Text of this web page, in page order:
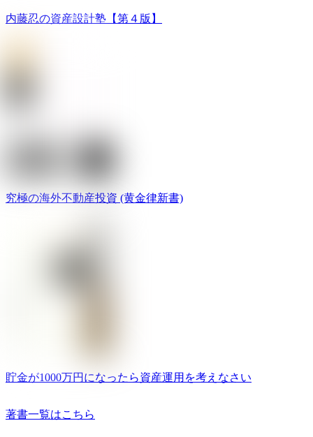
内藤忍の資産設計塾【第４版】
究極の海外不動産投資 (黄金律新書)
貯金が1000万円になったら資産運用を考えなさい
著書一覧はこちら